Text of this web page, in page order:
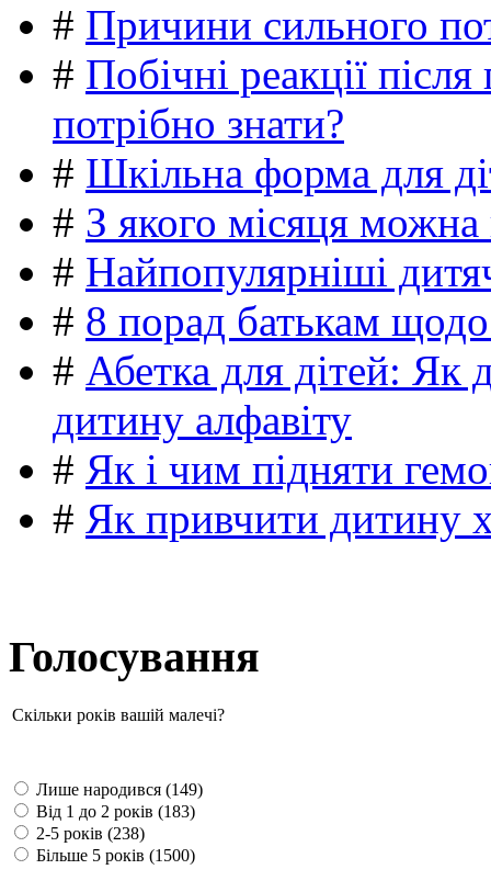
# Причини сильного
# Побічні реакції
потрібно знати?
# Шкільна форма для
# З якого місяця можна
# Найпопулярніші
# 8 порад батькам
# Абетка для дітей: Як
дитину алфавіту
# Як і чим підняти
# Як привчити дитину
Голосування
Скільки років вашій малечі?
Лише народився (149)
Від 1 до 2 років (183)
2-5 років (238)
Більше 5 років (1500)